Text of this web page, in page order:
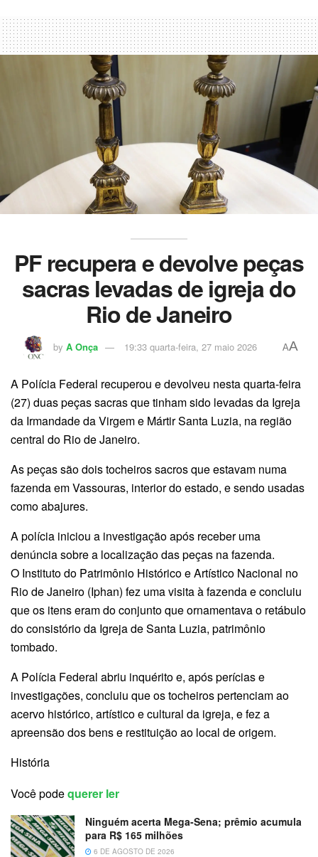
PF recupera e devolve peças
sacras levadas de igreja do
Rio de Janeiro
by A Onça 19:33 quarta-feira, 27 maio 2026 AA
A Polícia Federal recuperou e devolveu nesta quarta-feira
(27) duas peças sacras que tinham sido levadas da Igreja
da Irmandade da Virgem e Mártir Santa Luzia, na região
central do Rio de Janeiro.
As peças são dois tocheiros sacros que estavam numa
fazenda em Vassouras, interior do estado, e sendo usadas
como abajures.
A polícia iniciou a investigação após receber uma
denúncia sobre a localização das peças na fazenda.
O Instituto do Patrimônio Histórico e Artístico Nacional no
Rio de Janeiro (Iphan) fez uma visita à fazenda e concluiu
que os itens eram do conjunto que ornamentava o retábulo
do consistório da Igreja de Santa Luzia, patrimônio
tombado.
A Polícia Federal abriu inquérito e, após perícias e
investigações, concluiu que os tocheiros pertenciam ao
acervo histórico, artístico e cultural da igreja, e fez a
apreensão dos bens e restituição ao local de origem.
História
Você podequerer ler
Ninguém acerta Mega-Sena; prêmio acumula
para R$ 165 milhões
6 DE AGOSTO DE 2026